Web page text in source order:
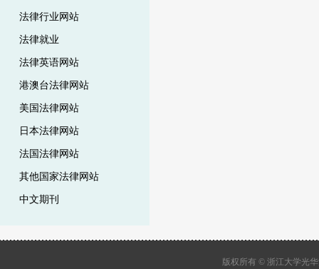
法律行业网站
法律就业
法律英语网站
港澳台法律网站
美国法律网站
日本法律网站
法国法律网站
其他国家法律网站
中文期刊
版权所有 © 浙江大学光